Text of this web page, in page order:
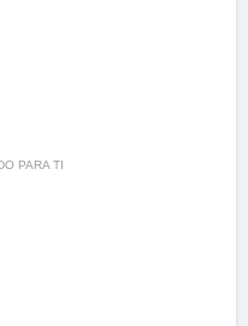
PARA TI